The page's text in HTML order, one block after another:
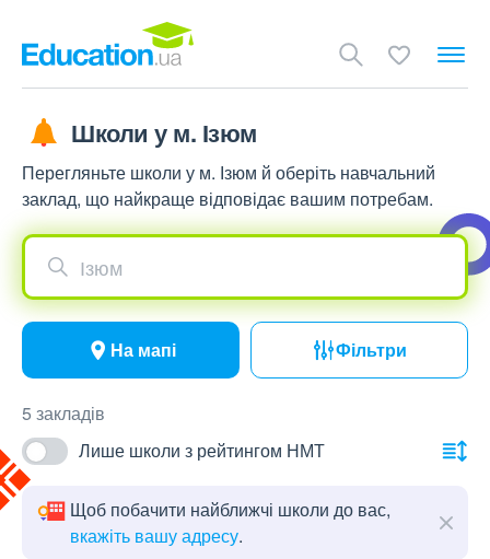
Школи у м. Ізюм
Перегляньте школи у м. Ізюм й оберіть навчальний
заклад, що найкраще відповідає вашим потребам.
Ізюм
На мапі Фільтри
5 закладів
Лише школи з рейтингом НМТ
Щоб побачити найближчі школи до вас,
вкажіть вашу адресу.